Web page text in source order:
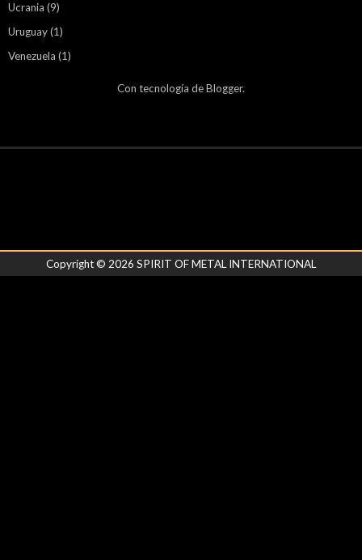
Ucrania (9)
Uruguay(1)
Venezuela (1)
Con tecnología deBlogger.
Copyright © 2026 SPIRIT OF METAL INTERNATIONAL